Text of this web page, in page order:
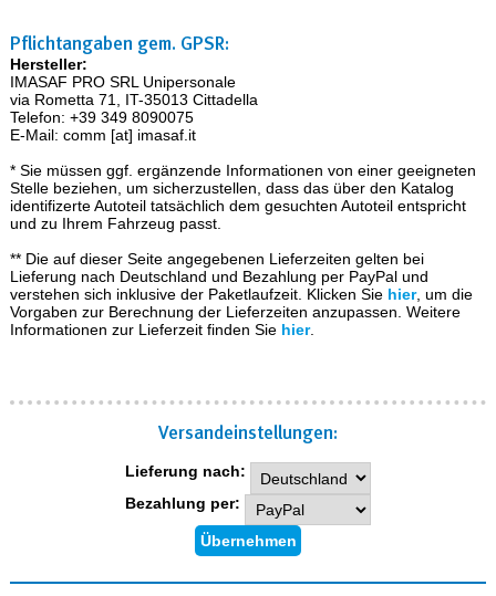
Pflichtangaben gem. GPSR:
Hersteller:
IMASAF PRO SRL Unipersonale
via Rometta 71, IT-35013 Cittadella
Telefon: +39 349 8090075
E-Mail: comm [at] imasaf.it
* Sie müssen ggf. ergänzende Informationen von einer geeigneten
Stelle beziehen, um sicherzustellen, dass das über den Katalog
identifizerte Autoteil tatsächlich dem gesuchten Autoteil entspricht
und zu Ihrem Fahrzeug passt.
** Die auf dieser Seite angegebenen Lieferzeiten gelten bei
Lieferung nach Deutschland und Bezahlung per PayPal und
verstehen sich inklusive der Paketlaufzeit. Klicken Sie hier, um die
Vorgaben zur Berechnung der Lieferzeiten anzupassen. Weitere
Informationen zur Lieferzeit finden Sie hier.
Versand­einstellungen:
Lieferung nach:
Bezahlung per: